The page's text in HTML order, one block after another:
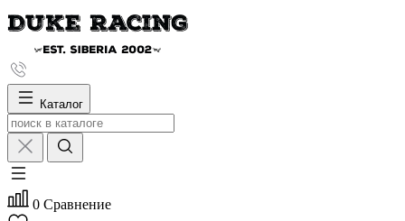
Каталог
0 Сравнение